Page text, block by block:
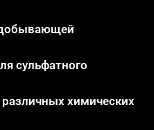
сульфатного
химических